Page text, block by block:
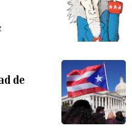
de